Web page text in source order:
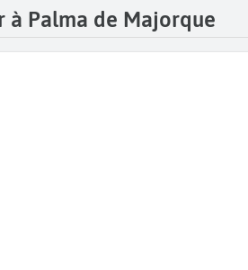
à Palma de Majorque